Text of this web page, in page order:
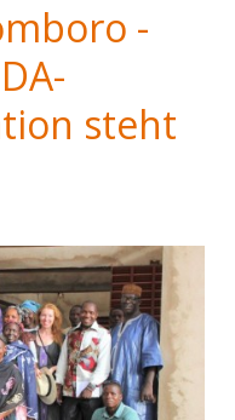
-
steht